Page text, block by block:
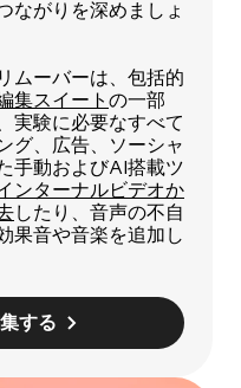
ながりを深めましょ
ムーバーは、包括的
集スイート の一部
実験に必要なすべて
グ、広告、ソーシャ
手動およびAI搭載ツ
ンターナルビデオか
したり、音声の不自
果音や音楽を追加し
する